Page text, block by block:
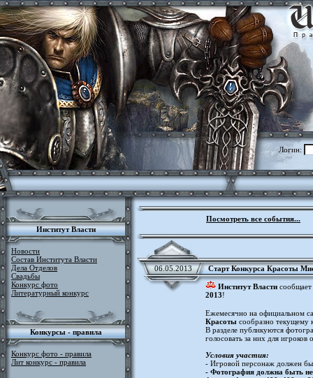
Логин:
Институт Власти
Новости
Состав Института Власти
Дела Отделов
Свадьбы
Конкурс фото
Литературный конкурс
Конкурсы - правила
Конкурс фото - правила
Лит конкурс - правила
Посмотреть все события...
06.05.2013 Старт Конкурса Красоты
Институт Власти сообщает
2013!
Ежемесячно на официальном
Красоты сообразно текущему
В разделе публикуются
голосовать за них для игроков
Условия участия:
- Игровой персонаж должен
- Фотография должна быть